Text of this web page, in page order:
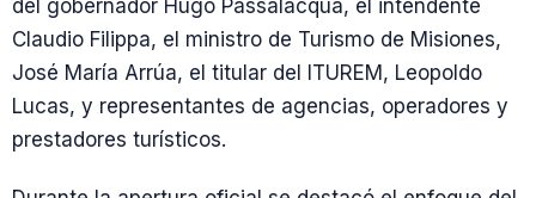
del gobernador Hugo Passalacqua, el intendente
Claudio Filippa, el ministro de Turismo de Misiones,
José María Arrúa, el titular del ITUREM, Leopoldo
Lucas, y representantes de agencias, operadores y
prestadores turísticos.